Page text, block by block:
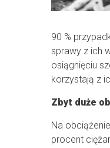
90 %
sprawy z ich
osiągnięciu
korzystają z
Zbyt duże
Na
procent